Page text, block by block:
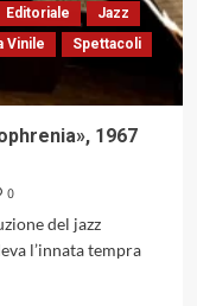
Editoriale
Jazz
Vinile
Spettacoli
1967
0
del jazz
l’innata tempra